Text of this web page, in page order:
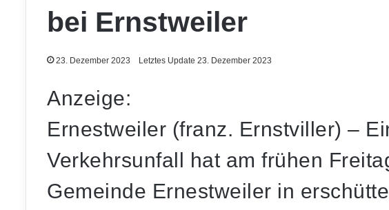
bei Ernstweiler
23. Dezember 2023 Letztes Update 23. Dezember 2023
Anzeige:
Ernestweiler (franz. Ernstviller) –
Verkehrsunfall hat am frühen
Gemeinde Ernestweiler in